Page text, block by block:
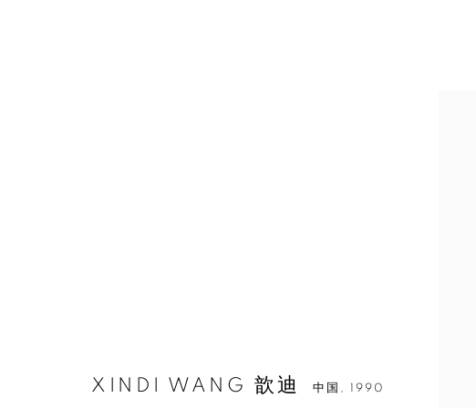
XINDI WANG 歆迪 中国, 1990